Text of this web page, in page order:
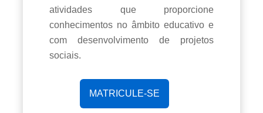
atividades que proporcione
conhecimentos no âmbito educativo e
com desenvolvimento de projetos
sociais.
MATRICULE-SE